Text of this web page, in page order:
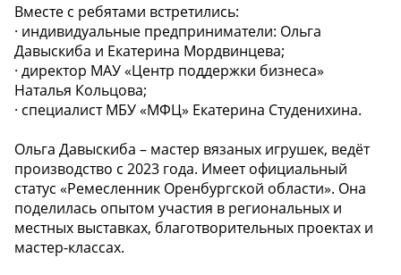
Вместе с ребятами встретились:
· индивидуальные предприниматели: Ольга
Давыскиба и Екатерина Мордвинцева;
· директор МАУ «Центр поддержки бизнеса»
Наталья Кольцова;
· специалист МБУ «МФЦ» Екатерина Студенихина.
Ольга Давыскиба – мастер вязаных игрушек, ведёт
производство с 2023 года. Имеет официальный
статус «Ремесленник Оренбургской области». Она
поделилась опытом участия в региональных и
местных выставках, благотворительных проектах и
мастер-классах.